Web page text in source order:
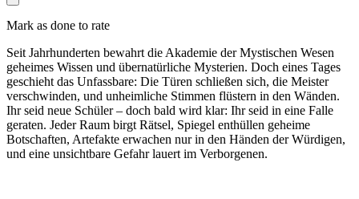
Mark as done to rate
Seit Jahrhunderten bewahrt die Akademie der Mystischen Wesen
geheimes Wissen und übernatürliche Mysterien. Doch eines Tages
geschieht das Unfassbare: Die Türen schließen sich, die Meister
verschwinden, und unheimliche Stimmen flüstern in den Wänden.
Ihr seid neue Schüler – doch bald wird klar: Ihr seid in eine Falle
geraten. Jeder Raum birgt Rätsel, Spiegel enthüllen geheime
Botschaften, Artefakte erwachen nur in den Händen der Würdigen,
und eine unsichtbare Gefahr lauert im Verborgenen.